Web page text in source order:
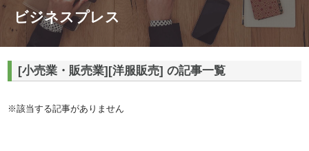
ビジネスプレス
[小売業・販売業][洋服販売] の記事一覧
※該当する記事がありません